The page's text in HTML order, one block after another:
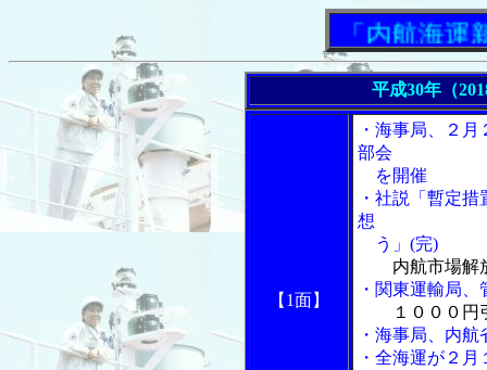
「内航海運新聞
平成30年（
【1面】
・海事局、２
部会
を開催
・社説「暫定
想
う」(完)
内航市場解
・関東運輸局
１０００
・海事局、内
・全海運が２